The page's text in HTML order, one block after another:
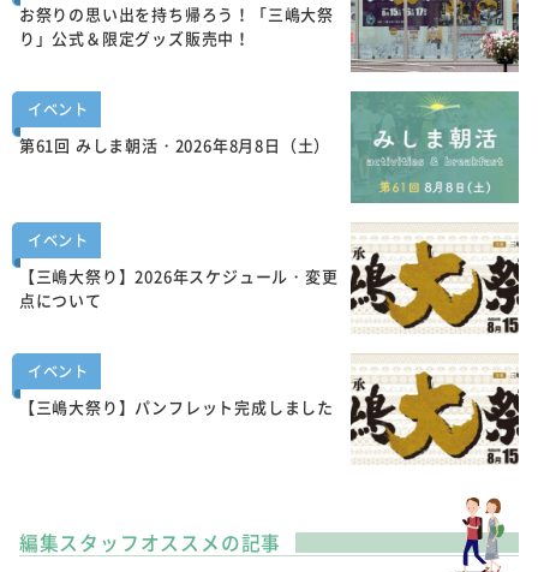
お祭りの思い出を持ち帰ろう！「三嶋大祭
り」公式＆限定グッズ販売中！
イベント
第61回 みしま朝活・2026年8月8日（土）
イベント
【三嶋大祭り】2026年スケジュール・変更
点について
イベント
【三嶋大祭り】パンフレット完成しました
編集スタッフオススメの記事